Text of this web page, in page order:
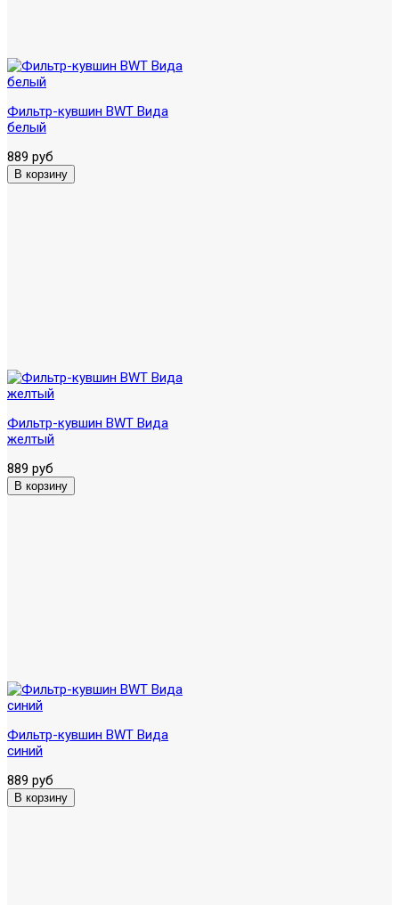
Фильтр-кувшин BWT Вида
белый
889 руб
Фильтр-кувшин BWT Вида
желтый
889 руб
Фильтр-кувшин BWT Вида
синий
889 руб